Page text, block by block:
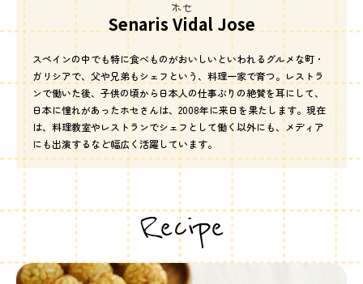
ホセ
Senaris Vidal Jose
スペインの中でも特に食べものがおいしいといわれるグルメな町・
ガリシアで、父や兄弟もシェフという、料理一家で育つ。レストラ
ンで働いた後、子供の頃から日本人の仕事ぶりの絶賛を耳にして、
日本に憧れがあったホセさんは、2008年に来日を果たします。現在
は、料理教室やレストランでシェフとして働く以外にも、メディア
にも出演するなど幅広く活躍しています。
Recipe